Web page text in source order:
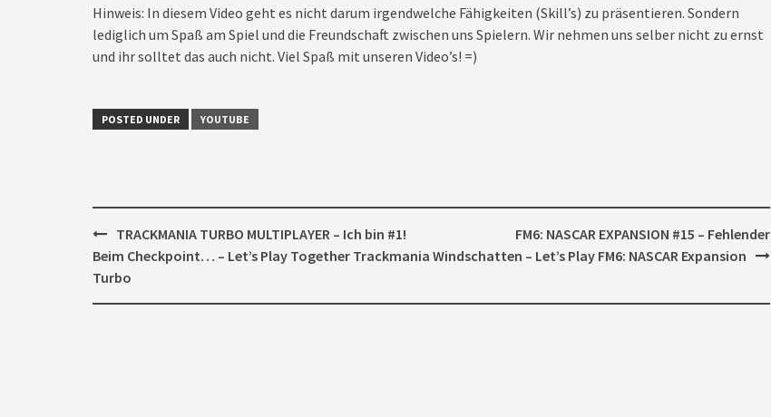
Hinweis: In diesem Video geht es nicht darum irgendwelche Fähigkeiten (Skill’s) zu präsentieren. Sondern
lediglich um Spaß am Spiel und die Freundschaft zwischen uns Spielern. Wir nehmen uns selber nicht zu ernst
und ihr solltet das auch nicht. Viel Spaß mit unseren Video’s! =)
POSTED UNDER YOUTUBE
Post
navigation
TRACKMANIA TURBO MULTIPLAYER – Ich bin #1!
Beim Checkpoint… – Let’s Play Together Trackmania
Turbo
FM6: NASCAR EXPANSION #15 – Fehlender
Windschatten – Let’s Play FM6: NASCAR Expansion